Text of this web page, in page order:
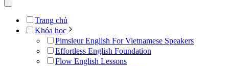
Trang chủ
Khóa học
Pimsleur English For Vietnamese Speakers
Effortless English Foundation
Flow English Lessons